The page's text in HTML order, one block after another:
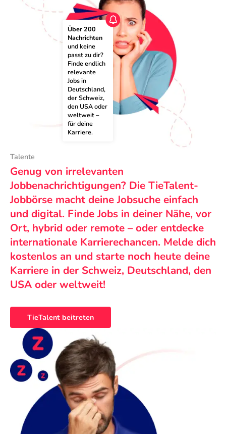
Über 200
Nachrichten
und keine
passt zu dir?
Finde endlich
relevante
Jobs in
Deutschland,
der Schweiz,
den USA oder
weltweit –
für deine
Karriere.
Talente
Genug von irrelevanten
Jobbenachrichtigungen? Die TieTalent-
Jobbörse macht deine Jobsuche einfach
und digital. Finde Jobs in deiner Nähe, vor
Ort, hybrid oder remote – oder entdecke
internationale Karrierechancen. Melde dich
kostenlos an und starte noch heute deine
Karriere in der Schweiz, Deutschland, den
USA oder weltweit!
TieTalent beitreten